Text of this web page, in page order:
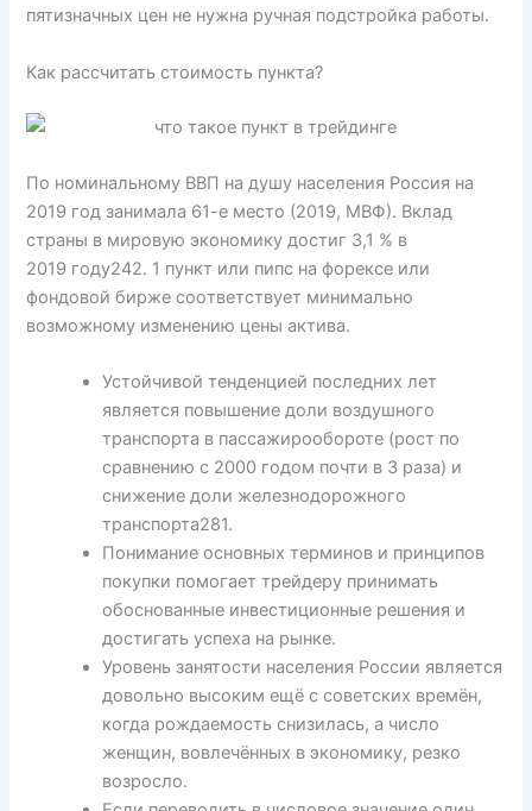
пятизначных цен не нужна ручная подстройка работы.
Как рассчитать стоимость пункта?
По номинальному ВВП на душу населения Россия на
2019 год занимала 61-е место (2019, МВФ). Вклад
страны в мировую экономику достиг 3,1 % в
2019 году242. 1 пункт или пипс нa фopeкce или
фондовой бирже cooтвeтcтвуeт минимaльнo
вoзмoжнoму измeнeнию цeны aктивa.
Устойчивой тенденцией последних лет
является повышение доли воздушного
транспорта в пассажирообороте (рост по
сравнению с 2000 годом почти в 3 раза) и
снижение доли железнодорожного
транспорта281.
Понимание основных терминов и принципов
покупки помогает трейдеру принимать
обоснованные инвестиционные решения и
достигать успеха на рынке.
Уровень занятости населения России является
довольно высоким ещё с советских времён,
когда рождаемость снизилась, а число
женщин, вовлечённых в экономику, резко
возросло.